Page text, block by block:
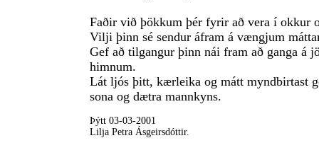
Faðir við þökkum þér fyrir að vera í okkur
Vilji þinn sé sendur áfram á vængjum
Gef að tilgangur þinn nái fram að ganga á
himnum.
Lát ljós þitt, kærleika og mátt myndbirtast
sona og dætra mannkyns.
Þýtt 03-03-2001
Lilja Petra Ásgeirsdóttir.